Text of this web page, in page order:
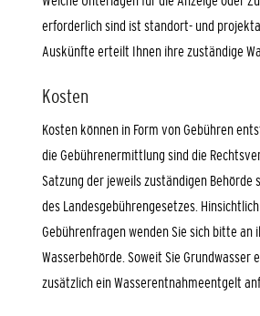
erforderlich sind ist standort- und
Auskünfte erteilt Ihnen ihre zuständige
Kosten
Kosten können in Form von Gebühren
die Gebührenermittlung sind die
Satzung der jeweils zuständigen Behörde
des Landesgebührengesetzes.
Gebührenfragen wenden Sie sich bitte an
Wasserbehörde. Soweit Sie Grundwasser
zusätzlich ein Wasserentnahmeentgelt